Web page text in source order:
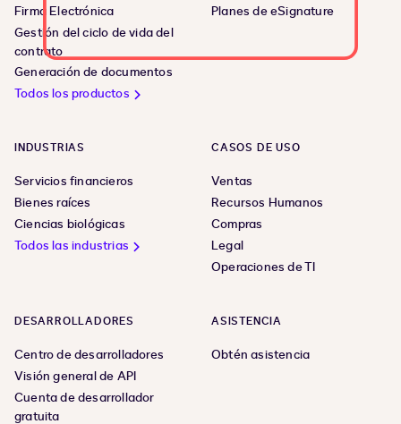
Firma Electrónica
Gestión del ciclo de vida del
contrato
Generación de documentos
Todos los productos
Planes de eSignature
INDUSTRIAS
Servicios financieros
Bienes raíces
Ciencias biológicas
Todos las industrias
CASOS DE USO
Ventas
Recursos Humanos
Compras
Legal
Operaciones de TI
DESARROLLADORES
Centro de desarrolladores
Visión general de API
Cuenta de desarrollador
gratuita
ASISTENCIA
Obtén asistencia